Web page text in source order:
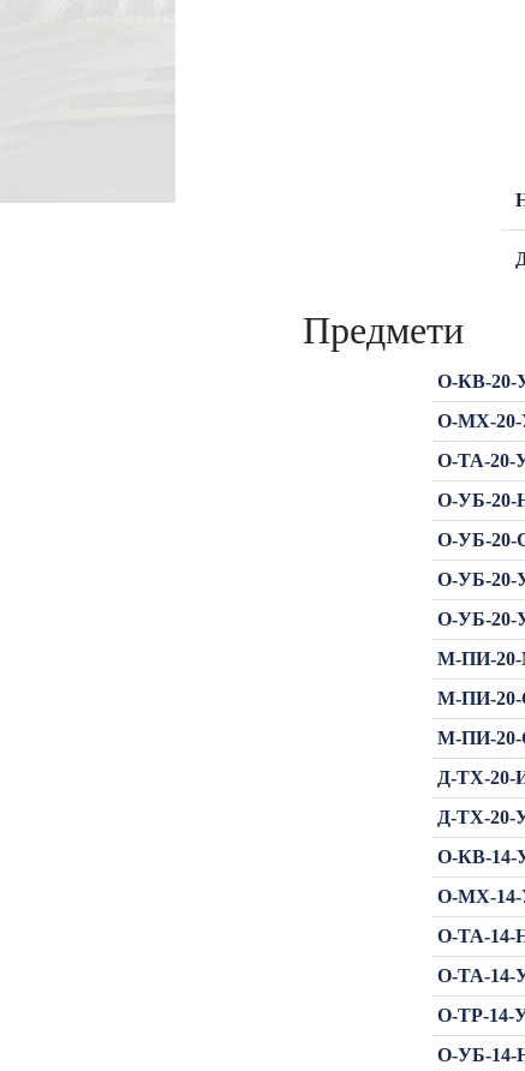
Предмети
О-КВ-20-
О-МХ-20-
О-ТА-20-
О-УБ-20-
О-УБ-20-
О-УБ-20-
О-УБ-20-
М-ПИ-20-
М-ПИ-20-
М-ПИ-20-
Д-ТХ-20-
Д-ТХ-20-
О-КВ-14-
О-МХ-14-
О-ТА-14-
О-ТА-14-
О-ТР-14-
О-УБ-14-